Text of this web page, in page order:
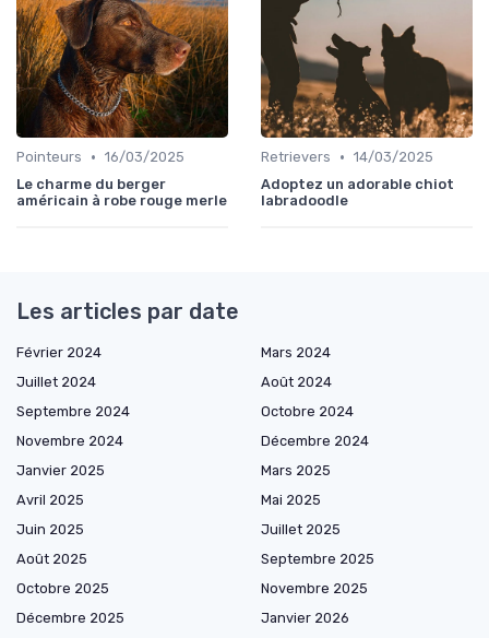
Pointeurs • 16/03/2025
Le charme du berger
américain à robe rouge merle
Retrievers • 14/03/2025
Adoptez un adorable chiot
labradoodle
Les articles par date
Février 2024
Mars 2024
Juillet 2024
Août 2024
Septembre 2024
Octobre 2024
Novembre 2024
Décembre 2024
Janvier 2025
Mars 2025
Avril 2025
Mai 2025
Juin 2025
Juillet 2025
Août 2025
Septembre 2025
Octobre 2025
Novembre 2025
Décembre 2025
Janvier 2026